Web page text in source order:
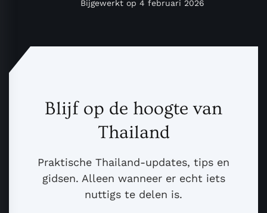
Bijgewerkt op 4 februari 2026
Blijf op de hoogte van
Thailand
Praktische Thailand-updates, tips en
gidsen. Alleen wanneer er echt iets
nuttigs te delen is.